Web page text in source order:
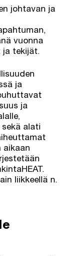
johtavan ja
vuonna
ja tekijät.
ja
ja
alati
aikaan
liikkeellä n.